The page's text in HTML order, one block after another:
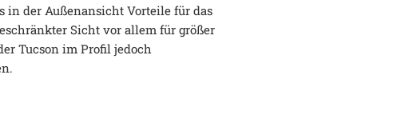
in der Außenansicht Vorteile für das
Sicht vor allem für größer
Tucson im Profil jedoch